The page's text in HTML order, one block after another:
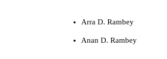
Arra D. Rambey
Anan D. Rambey